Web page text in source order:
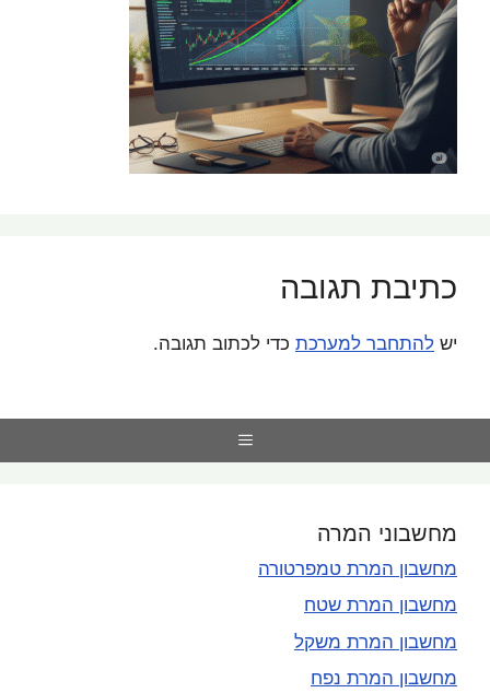
כתיבת תגובה
יש להתחבר למערכת כדי לכתוב תגובה.
Menu
מחשבוני המרה
מחשבון המרת טמפרטורה
מחשבון המרת שטח
מחשבון המרת משקל
מחשבון המרת נפח